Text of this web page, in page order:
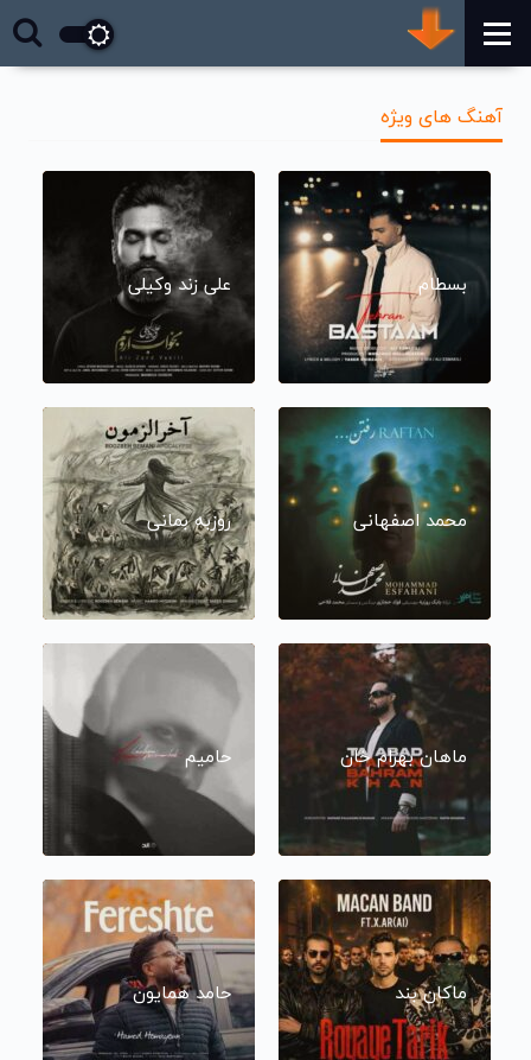
آهنگ های ویژه
بسطام علی زند وکیلی
محمد اصفهانی روزبه بمانی
ماهان بهرام خان حامیم
ماکان بند حامد همایون